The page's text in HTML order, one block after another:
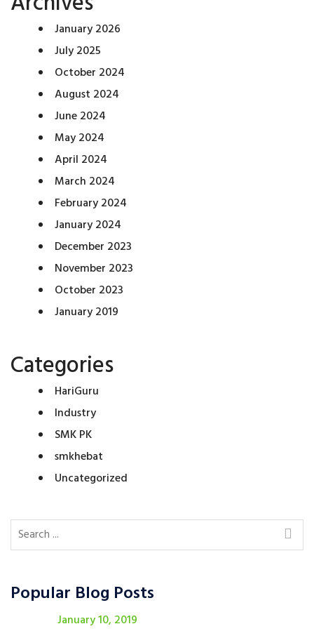
January 2026
July 2025
October 2024
August 2024
June 2024
May 2024
April 2024
March 2024
February 2024
January 2024
December 2023
November 2023
October 2023
January 2019
Categories
HariGuru
Industry
SMK PK
smkhebat
Uncategorized
Popular Blog Posts
January 10, 2019